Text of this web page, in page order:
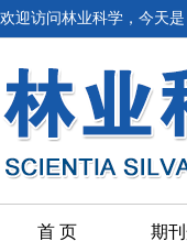
欢迎访问林业科学，今天是
首 页 期